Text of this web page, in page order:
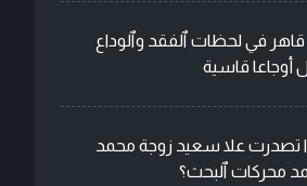
قاهر في لحظات ٱلفقد وٱلوداع
أوجاعا قاسية
تصدرت علا سعيد زوجة محمد
محركات ٱلبحث؟